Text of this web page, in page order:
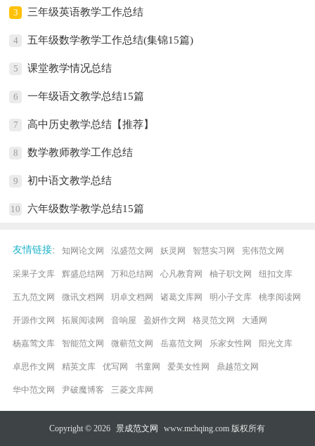
3 三年级英语教学工作总结
4 五年级数学教学工作总结(集锦15篇)
5 课堂教学情况总结
6 一年级语文教学总结15篇
7 高中历史教学总结【推荐】
8 数学教师教学工作总结
9 初中语文教学总结
10 六年级数学教学总结15篇
友情链接: 知网论文网 泓盛范文网 妖灵网 智慧实习网 宪伟范文网
采果子文库 辉盛总结网 万和总结网 心凡教育网 柚子职文网 纽扣文库
五九范文网 微讯文档网 玥卓文档网 诸葛文库网 明小子文库 桃李阅读网
开源作文网 拓展阅读网 音响屋 盈妍作文网 格灵范文网 大通网
杨嘉莺文库 智能范文网 微蕲范文网 岳嘉范文网 乐家女性网 阳光文库
卓思作文网 精英文库 优写网 书童网 爱美女性网 鼎越范文网
华中范文网 尹破魔博客 三菱文库网
Copyright © 2026 景成范文网 www.mchqing.com 版权所有